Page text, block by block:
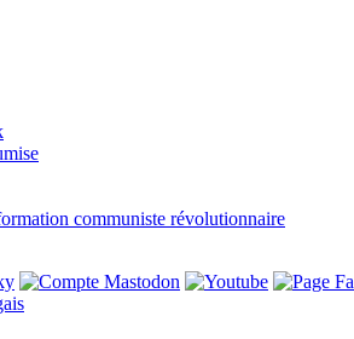
communiste révolutionnaire